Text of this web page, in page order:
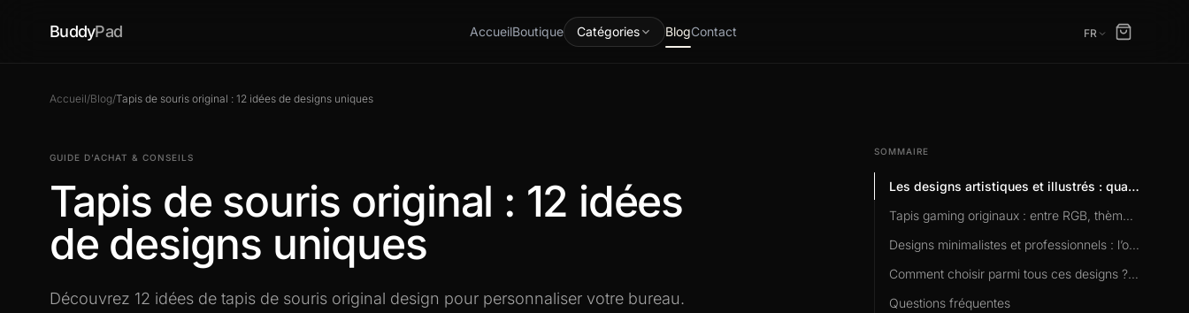
BuddyPad AccueilBoutique Catégories BlogContact FR
Accueil/Blog/Tapis de souris original : 12 idées de designs uniques
GUIDE D’ACHAT & CONSEILS
Tapis de souris original : 12 idées
de designs uniques
Découvrez 12 idées de tapis de souris original design pour personnaliser votre bureau.
SOMMAIRE
Les designs artistiques et illustrés : quand le tapis devient une oeuvre
Tapis gaming originaux : entre RGB, thèmes et collaborations
Designs minimalistes et professionnels : l’originalité dans la sobriété
Comment choisir parmi tous ces designs ? 3 critères décisifs
Questions fréquentes